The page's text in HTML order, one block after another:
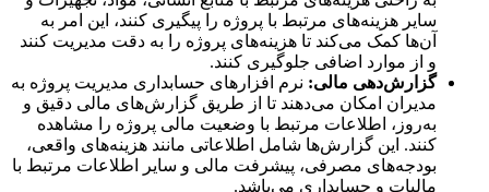
سایر هزینه‌های مرتبط با پروژه را پیگیری کنند، این امر به
آن‌ها کمک می‌کند تا هزینه‌های پروژه را به دقت مدیریت کنند
و از موارد اضافی جلوگیری کنند.
گزارش‌دهی مالی :نرم افزارهای حسابداری مدیریت پروژه به
مدیران امکان می‌دهند تا از طریق گزارش‌های مالی دقیق و
به‌روز، اطلاعات مرتبط با وضعیت مالی پروژه را مشاهده
کنند. این گزارش‌ها شامل اطلاعاتی مانند هزینه‌های واقعی،
بودجه‌های مصرفی، پیشرفت مالی و سایر اطلاعات مرتبط با
مالیات و حسابداری می‌باشد.